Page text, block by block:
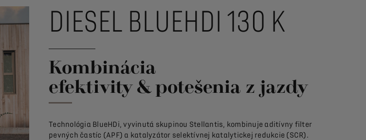
DIESEL BLUEHDI 130 K
Kombinácia
efektivity & potešenia z jazdy
Technológia BlueHDi, vyvinutá skupinou Stellantis, kombinuje aditívny filter
pevných častíc (APF) a katalyzátor selektívnej katalytickej redukcie (SCR).